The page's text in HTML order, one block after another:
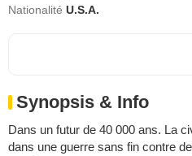
Nationalité U.S.A.
Synopsis & Info
Dans un futur de 40 000 ans. La
dans une guerre sans fin contre